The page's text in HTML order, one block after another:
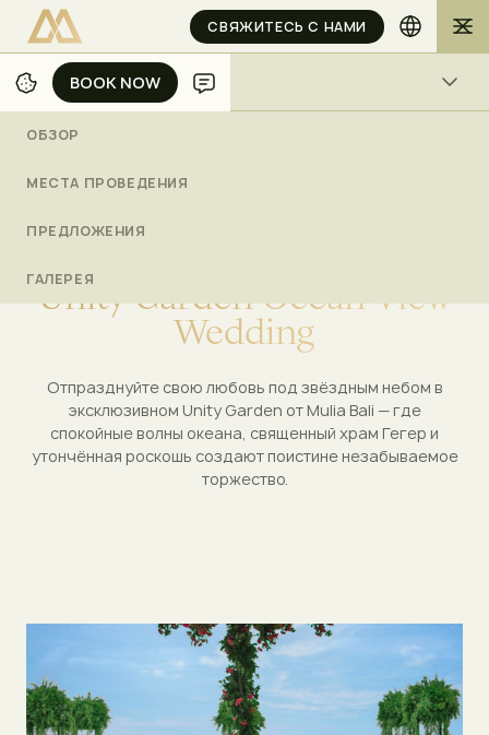
BOOK NOW
BOOK NOW
ОБЗОР
ОБЗОР
МЕСТА ПРОВЕДЕНИЯ
ПРЕДЛОЖЕНИЯ
ГАЛЕРЕЯ
СВЯЖИТЕСЬ С НАМИ
ДОМОЙ
UnityGardenOceanView
Wedding
Отпразднуйте свою любовь под звёздным небом в
эксклюзивном Unity Garden от Mulia Bali — где
спокойные волны океана, священный храм Гегер и
утончённая роскошь создают поистине незабываемое
торжество.